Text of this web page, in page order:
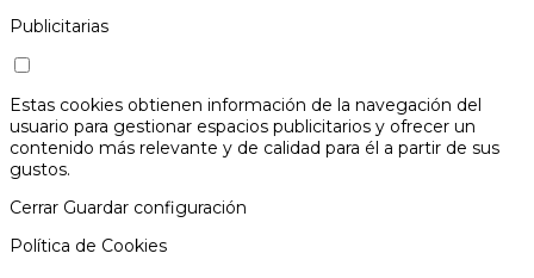
Publicitarias
Estas cookies obtienen información de la navegación del
usuario para gestionar espacios publicitarios y ofrecer un
contenido más relevante y de calidad para él a partir de sus
gustos.
Cerrar Guardar configuración
Política de Cookies